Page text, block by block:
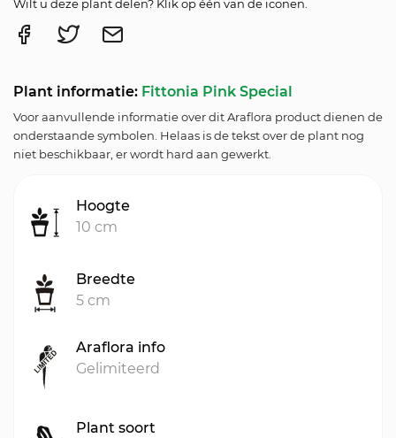
Wilt u deze plant delen? Klik op één van de iconen.
Plant informatie: Fittonia Pink Special
Voor aanvullende informatie over dit Araflora product dienen de
onderstaande symbolen. Helaas is de tekst over de plant nog
niet beschikbaar, er wordt hard aan gewerkt.
Hoogte
10 cm
Breedte
5 cm
Araflora info
Gelimiteerd
Plant soort